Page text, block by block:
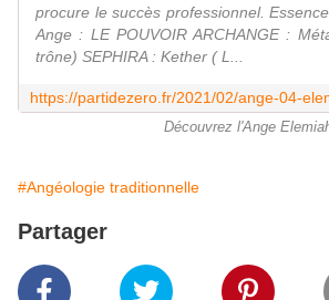
procure le succès professionnel.
Ange : LE POUVOIR ARCHANGE :
trône) SEPHIRA : Kether ( L...
Découvrez l'Ange
#Angéologie traditionnelle
Partager